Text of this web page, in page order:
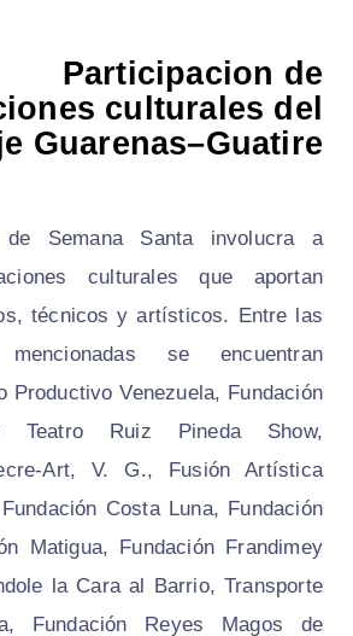
Participacion de
culturales del
Guarenas–Guatire
de Semana Santa involucra a
culturales que aportan
técnicos y artísticos. Entre las
mencionadas se encuentran
Productivo Venezuela, Fundación
Ruiz Pineda Show,
Art, V. G., Fusión Artística
Costa Luna, Fundación
Matigua, Fundación Frandimey
la Cara al Barrio, Transporte
Fundación Reyes Magos de